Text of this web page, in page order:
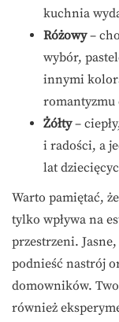
kuchnia
Różowy–
wybór,
innymi
romantyzmu
Żółty–
i radości, a
lat
Warto pamiętać,
tylko wpływa na
przestrzeni.
podnieść nastrój
domowników.
również